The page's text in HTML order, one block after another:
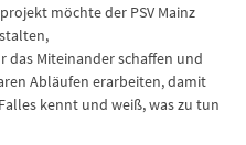
möchte der PSV Mainz
Miteinander schaffen und
Abläufen erarbeiten, damit
kennt und weiß, was zu tun